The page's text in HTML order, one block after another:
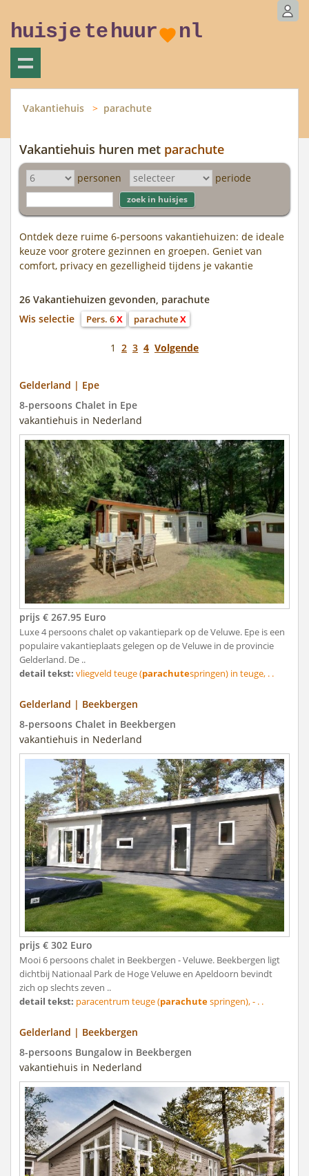
huisje tehuur nl
Vakantiehuis parachute
Vakantiehuis huren met parachute
personen periode
Ontdek deze ruime 6-persoons vakantiehuizen: de ideale
keuze voor grotere gezinnen en groepen. Geniet van
comfort, privacy en gezelligheid tijdens je vakantie
26 Vakantiehuizen gevonden, parachute
Wis selectie
Pers. 6X parachuteX
1 2 3 4 Volgende
Gelderland | Epe
8-persoons Chalet in Epe
vakantiehuis in Nederland
prijs € 267.95 Euro
Luxe 4 persoons chalet op vakantiepark op de Veluwe. Epe is een
populaire vakantieplaats gelegen op de Veluwe in de provincie
Gelderland. De ..
detail tekst: vliegveld teuge (parachutespringen) in teuge, . .
Gelderland | Beekbergen
8-persoons Chalet in Beekbergen
vakantiehuis in Nederland
prijs € 302 Euro
Mooi 6 persoons chalet in Beekbergen - Veluwe. Beekbergen ligt
dichtbij Nationaal Park de Hoge Veluwe en Apeldoorn bevindt
zich op slechts zeven ..
detail tekst: paracentrum teuge (parachutespringen), - . .
Gelderland | Beekbergen
8-persoons Bungalow in Beekbergen
vakantiehuis in Nederland